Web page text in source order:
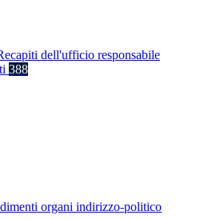
dell'ufficio responsabile
388
organi indirizzo-politico